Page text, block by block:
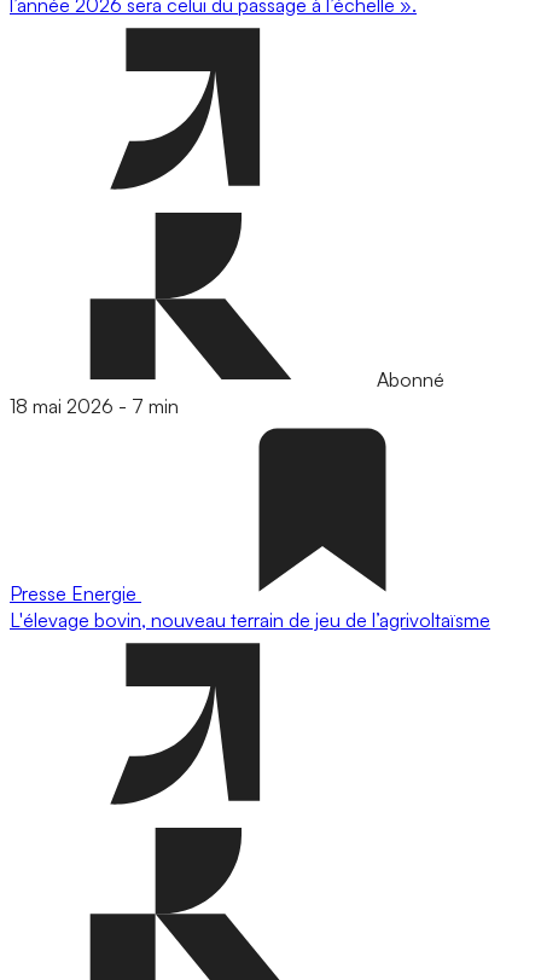
Abonné
18 mai 2026 - 7 min
Presse Energie
L'élevage bovin, nouveau terrain de jeu de l’agrivoltaïsme